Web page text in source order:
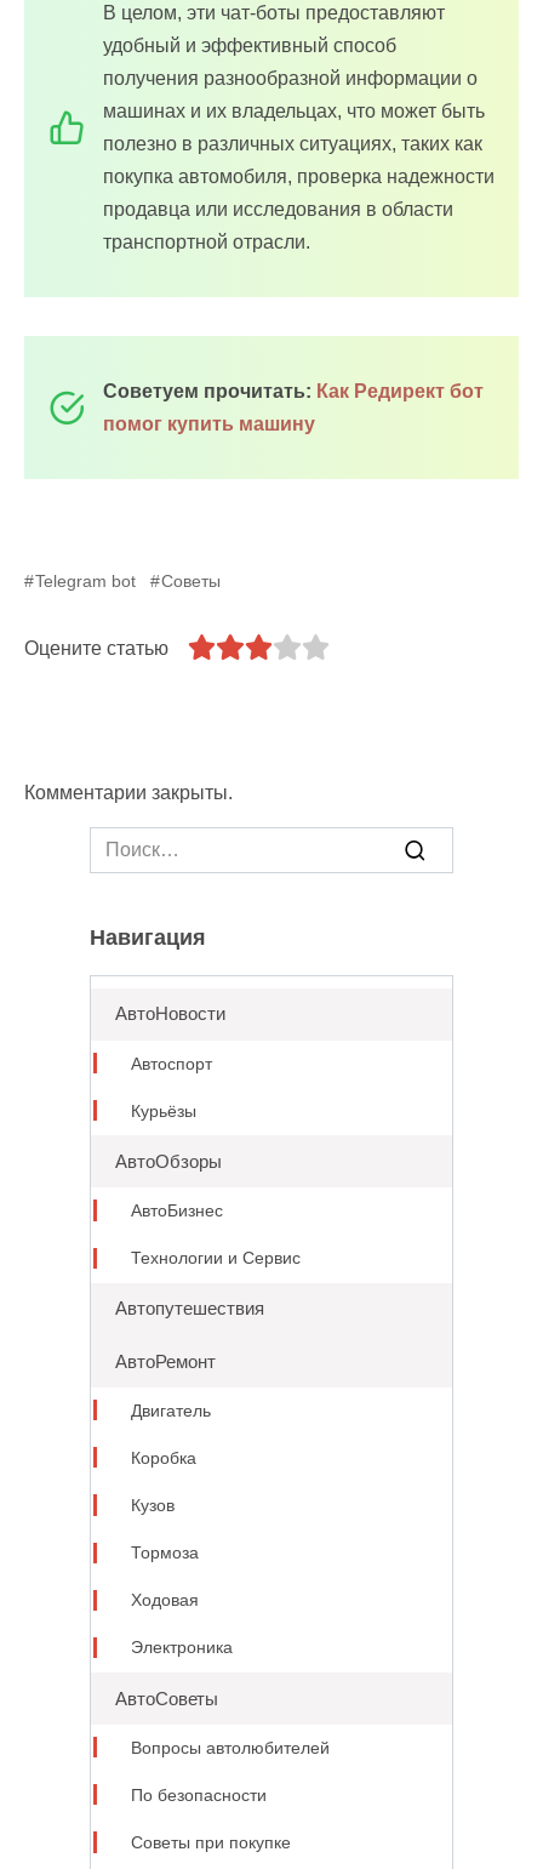
В целом, эти чат-боты предоставляют
удобный и эффективный способ
получения разнообразной информации о
машинах и их владельцах, что может быть
полезно в различных ситуациях, таких как
покупка автомобиля, проверка надежности
продавца или исследования в области
транспортной отрасли.
Советуем прочитать: Как Редирект бот
помог купить машину
Telegram bot Советы
Оцените статью
Комментарии закрыты.
Search
for:
Навигация
АвтоНовости
Автоспорт
Курьёзы
АвтоОбзоры
АвтоБизнес
Технологии и Сервис
Автопутешествия
АвтоРемонт
Двигатель
Коробка
Кузов
Тормоза
Ходовая
Электроника
АвтоСоветы
Вопросы автолюбителей
По безопасности
Советы при покупке